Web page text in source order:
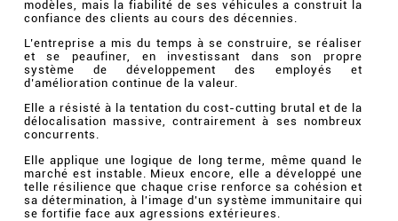
modèles, mais la fiabilité de ses véhicules a construit la
confiance des clients au cours des décennies.
L’entreprise a mis du temps à se construire, se réaliser
et se peaufiner, en investissant dans son propre
système de développement des employés et
d’amélioration continue de la valeur.
Elle a résisté à la tentation du cost-cutting brutal et de la
délocalisation massive, contrairement à ses nombreux
concurrents.
Elle applique une logique de long terme, même quand le
marché est instable. Mieux encore, elle a développé une
telle résilience que chaque crise renforce sa cohésion et
sa détermination, à l'image d'un système immunitaire qui
se fortifie face aux agressions extérieures.